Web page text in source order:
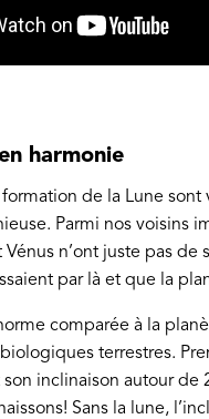
harmonie
de la Lune
Parmi nos voisins
Vénus n’ont juste pas
par là et que la
comparée à la
terrestres.
son inclinaison autour
Sans la lune,